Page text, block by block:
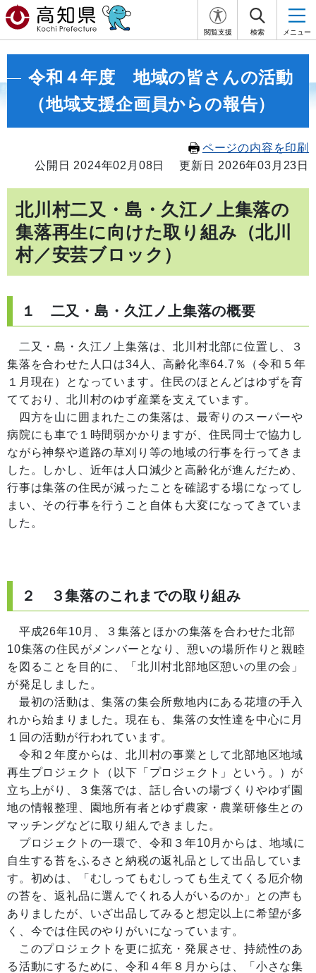
閲覧支援 検索 メニュー
令和４年度 地域の皆さんの活動
（地域支援企画員からの報告）
ページの内容を印刷
公開日 2024年02月08日
更新日 2026年03月23日
北川村二又・島・久江ノ上集落の
集落再生に向けた取り組み（北川
村／安芸ブロック）
１ 二又・島・久江ノ上集落の概要
二又・島・久江ノ上集落は、北川村北部に位置し、３
集落を合わせた人口は34人、高齢化率64.7％（令和５年
１月現在）となっています。住民のほとんどはゆずを育
てており、北川村のゆず産業を支えています。
四方を山に囲まれたこの集落は、最寄りのスーパーや
病院にも車で１時間弱かかりますが、住民同士で協力し
ながら神祭や道路の草刈り等の地域の行事を行ってきま
した。しかし、近年は人口減少と高齢化が進んだため、
行事は集落の住民が減ったことを確認する場になってし
まい、その行事を行うこと自体も大変になってきていま
した。
２ ３集落のこれまでの取り組み
平成26年10月、３集落とほかの集落を合わせた北部
10集落の住民がメンバーとなり、憩いの場所作りと親睦
を図ることを目的に、「北川村北部地区憩いの里の会」
が発足しました。
最初の活動は、集落の集会所敷地内にある花壇の手入
れから始まりました。現在も、集落の女性達を中心に月
１回の活動が行われています。
令和２年度からは、北川村の事業として北部地区地域
再生プロジェクト（以下「プロジェクト」という。）が
立ち上がり、３集落では、話し合いの場づくりやゆず園
地の情報整理、園地所有者とゆず農家・農業研修生との
マッチングなどに取り組んできました。
プロジェクトの一環で、令和３年10月からは、地域に
自生する苔をふるさと納税の返礼品として出品していま
す。初めは、「むしってもむしっても生えてくる厄介物
の苔を、返礼品に選んでくれる人がいるのか」との声も
ありましたが、いざ出品してみると想定以上に希望が多
く、今では住民のやりがいになっています。
このプロジェクトを更に拡充・発展させ、持続性のあ
る活動にするために、令和４年８月からは、「小さな集